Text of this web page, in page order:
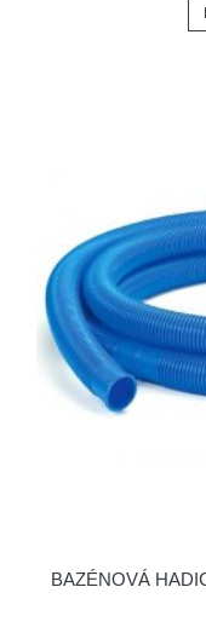
BAZÉNOVÁ